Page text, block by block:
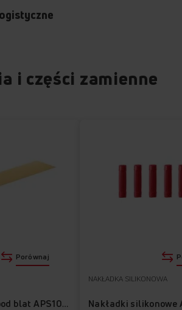
i części zamienne
Folia ochronna pod blat APS1010
Porównaj
NAKŁADKA SILIKONOWA